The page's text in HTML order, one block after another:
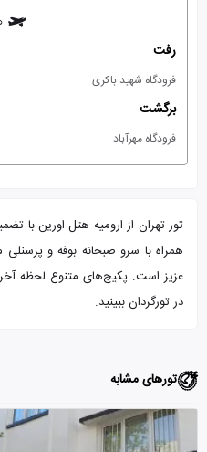
رفت
فرودگاه شهید باکری
برگشت
فرودگاه مهرآباد
همراه با سرو صبحانه بوفه و پرسنلی
عزیز است. پکیج‌های متنوع لحظه
در تورگردان ببینید.
تورهای مشابه